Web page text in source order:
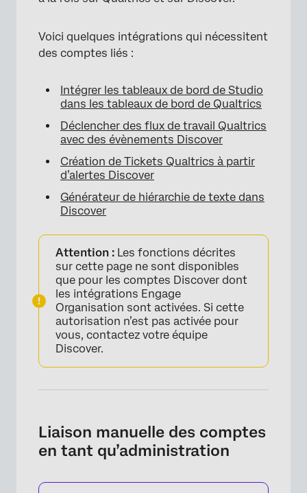
Voici quelques intégrations qui nécessitent
des comptes liés :
Intégrer les tableaux de bord de Studio
dans les tableaux de bord de Qualtrics
Déclencher des flux de travail Qualtrics
avec des évènements Discover
Création de Tickets Qualtrics à partir
d’alertes Discover
Générateur de hiérarchie de texte dans
Discover
Attention : Les fonctions décrites
sur cette page ne sont disponibles
que pour les comptes Discover dont
les intégrations Engage
Organisation sont activées. Si cette
autorisation n’est pas activée pour
vous, contactez votre équipe
Discover.
Liaison manuelle des comptes
en tant qu’administration